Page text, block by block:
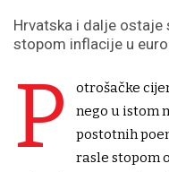
Hrvatska i dalje
stopom inflacije u
P
otrošačke
nego u istom
postotnih
rasle stopom